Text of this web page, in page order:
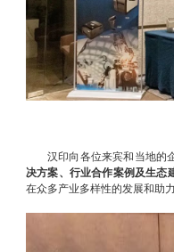
汉印向各位来宾和当地的
决方案、行业合作案例及生态
在众多产业多样性的发展和助力